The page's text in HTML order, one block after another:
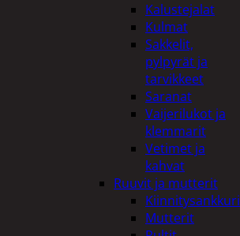
Kalustejalat
Kulmat
Sakkelit,
pylpyrät ja
tarvikkeet
Saranat
Vaijerilukot ja
klemmarit
Vetimet ja
kahvat
Ruuvit ja mutterit
Mutterit